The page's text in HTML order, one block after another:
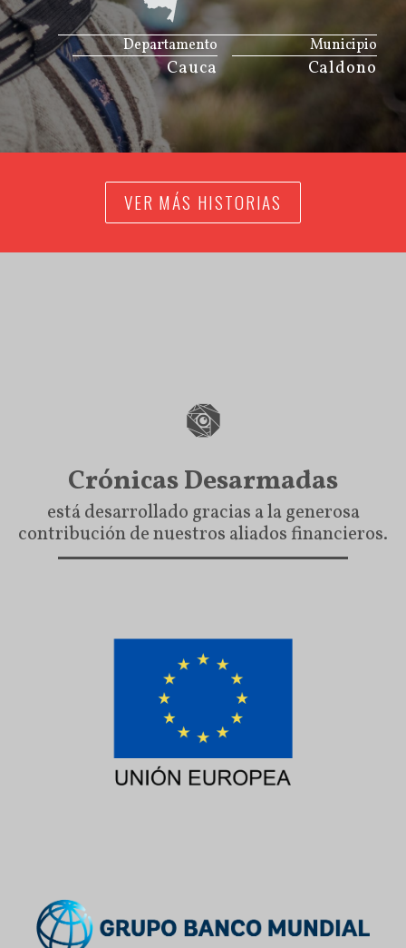
JS map by amCharts
Municipio
Caldono
Departamento
Cauca
Crónicas Desarmadas
está desarrollado gracias a la generosa
contribución de nuestros aliados financieros.